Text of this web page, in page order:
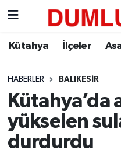
Kütahya İlçeler
HABERLER BALIKESIR
Kütahya’da
yükselen
durdurdu
Asayiş
Diğer
Dünya
Eğitim
Kütahya Hava
Kütahya Trafik
Süper Lig Puan
Tüm Manşetler